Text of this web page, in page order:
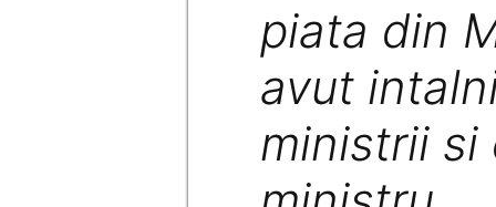
piata din
avut
ministrii si